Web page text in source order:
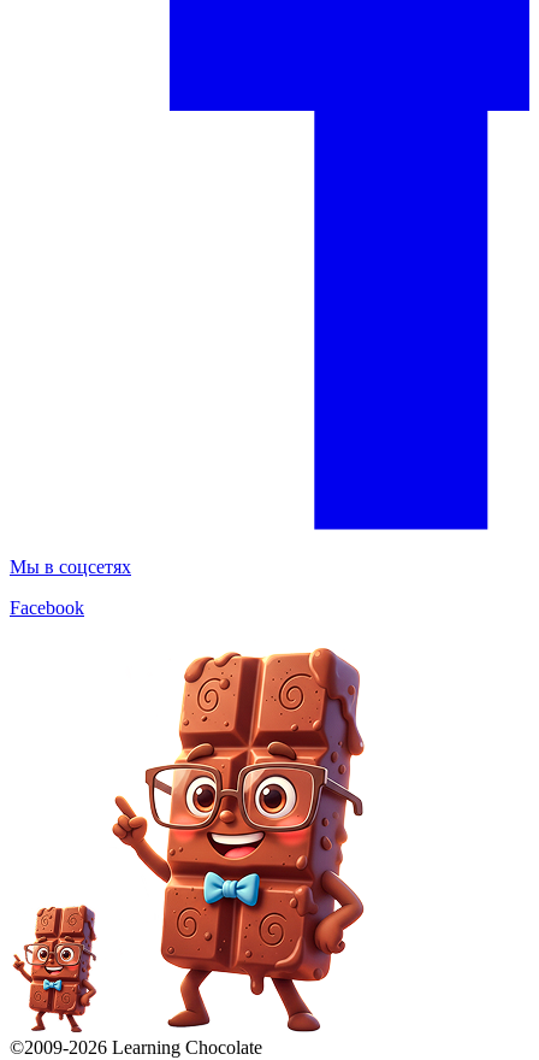
Мы в соцсетях
Facebook
©2009-2026 Learning Chocolate